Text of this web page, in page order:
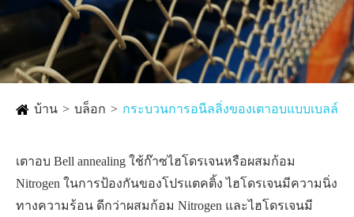
บ้าน บล็อก กระบวนการอนีลลิ่งของเตาอบแบบเบลล์
เตาอบ Bell annealing ใช้ก๊าซไฮโดรเจนหรือผสมก้อม
Nitrogen ในการป้องกันของโปรแตคติ้ง ไฮโดรเจนมีความนิ่ง
ทางความร้อน ดีกว่าผสมก้อม Nitrogen และไฮโดรเจนมี